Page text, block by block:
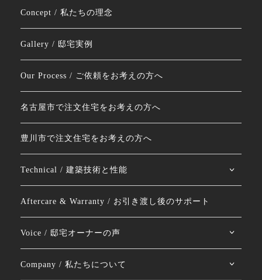
Concept / 私たちの理念
Gallery / 邸宅実例
Our Process / ご依頼をお考えの方へ
名古屋市で注文住宅をお考えの方へ
豊川市で注文住宅をお考えの方へ
Technical / 建築技術と性能
Aftercare & Warranty / お引き渡し後のサポート
Voice / 邸宅オーナーの声
Company / 私たちについて